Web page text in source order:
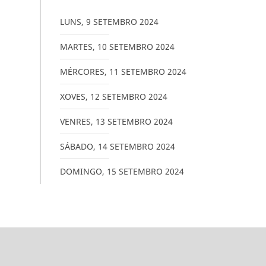
LUNS, 9 SETEMBRO 2024
MARTES, 10 SETEMBRO 2024
MÉRCORES, 11 SETEMBRO 2024
XOVES, 12 SETEMBRO 2024
VENRES, 13 SETEMBRO 2024
SÁBADO, 14 SETEMBRO 2024
DOMINGO, 15 SETEMBRO 2024